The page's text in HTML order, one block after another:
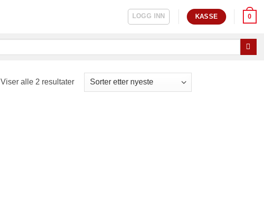
LOGG INN KASSE 0
Viser alle 2 resultaterSortert
etter